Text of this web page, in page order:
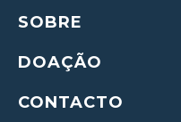
SOBRE
DOAÇÃO
CONTACTO